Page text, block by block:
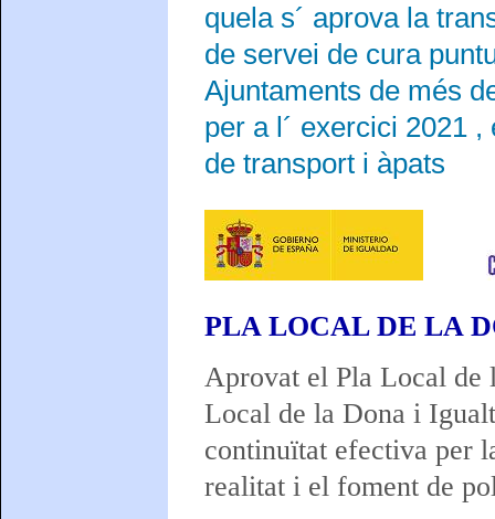
quela s´ aprova la
de servei de cura
Ajuntaments de més
per a l´ exercici 2021
de transport i àpats
PLA LOCAL DE LA
Aprovat el Pla Local de
Local de la Dona i
continuïtat efectiva per
realitat i el foment de